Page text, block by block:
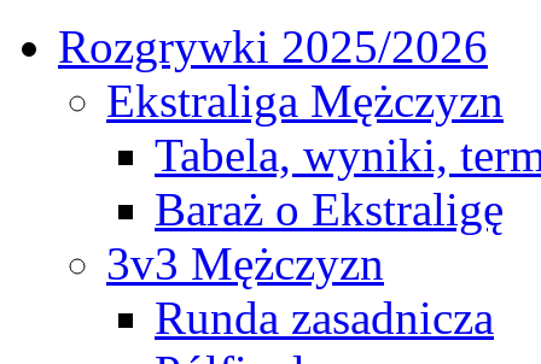
Rozgrywki 2025/2026
Ekstraliga Mężczyzn
Tabela, wyniki,
Baraż o Ekstraligę
3v3 Mężczyzn
Runda zasadnicza